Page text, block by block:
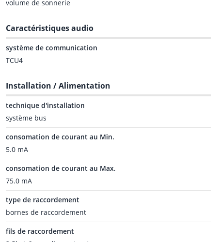
volume de sonnerie
Caractéristiques audio
système de communication
TCU4
Installation / Alimentation
technique d'installation
système bus
consomation de courant au Min.
5.0 mA
consomation de courant au Max.
75.0 mA
type de raccordement
bornes de raccordement
fils de raccordement